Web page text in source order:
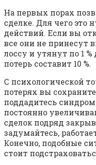
На первых порах
сделке. Для чего это
действий. Если вы
все они не принесут
лоссу и утянут по 1
потерь составит 10 %.
С психологической
потерях вы
поддадитесь
постоянно
сделок подряд
задумайтесь,
Конечно, подобные
стоит